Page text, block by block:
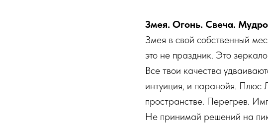
Змея. Огонь. Свеча.
Змея в свой собственный
это не праздник. Это
Все твои качества
интуиция, и паранойя. Плюс
пространстве. Перегрев.
Не принимай решений на